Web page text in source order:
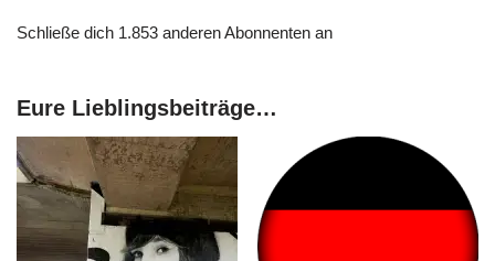
Schließe dich 1.853 anderen Abonnenten an
Eure Lieblingsbeiträge…